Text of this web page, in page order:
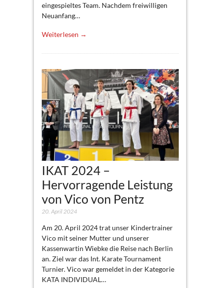
eingespieltes Team. Nachdem freiwilligen
Neuanfang…
Weiterlesen →
IKAT 2024 –
Hervorragende Leistung
von Vico von Pentz
20. April 2024
Am 20. April 2024 trat unser Kindertrainer
Vico mit seiner Mutter und unserer
Kassenwartin Wiebke die Reise nach Berlin
an. Ziel war das Int. Karate Tournament
Turnier. Vico war gemeldet in der Kategorie
KATA INDIVIDUAL…